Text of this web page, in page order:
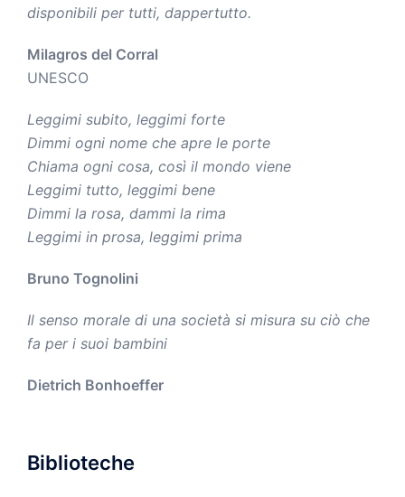
disponibili per tutti, dappertutto.
Milagros del Corral
UNESCO
Leggimi subito, leggimi forte
Dimmi ogni nome che apre le porte
Chiama ogni cosa, così il mondo viene
Leggimi tutto, leggimi bene
Dimmi la rosa, dammi la rima
Leggimi in prosa, leggimi prima
Bruno Tognolini
Il senso morale di una società si misura su ciò che
fa per i suoi bambini
Dietrich Bonhoeffer
Biblioteche